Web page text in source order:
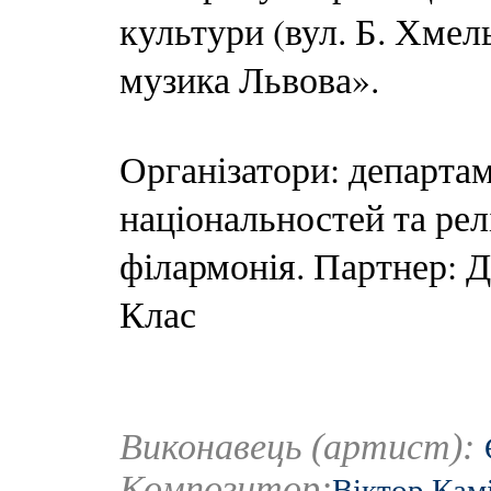
культури (вул. Б.
музика Львова».
Організатори:
національностей та
філармонія. Партнер:
Клас
Виконавець (артист):